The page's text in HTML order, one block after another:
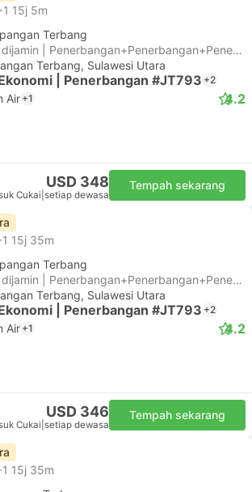
15j 5m
Terbang
Sambungan tidak dijamin | Penerbangan+Penerbangan+Penerbangan
Terbang, Sulawesi Utara
| Penerbangan #JT793 +2
Air +1 4.2
USD 348
Cukai setiap dewasa
Tempah sekarang
15j 35m
Terbang
Sambungan tidak dijamin | Penerbangan+Penerbangan+Penerbangan
Terbang, Sulawesi Utara
| Penerbangan #JT793 +2
Air +1 4.2
USD 346
Cukai setiap dewasa
Tempah sekarang
15j 35m